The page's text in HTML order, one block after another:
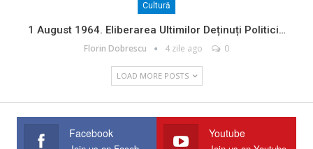
Cultură
1 August 1964. Eliberarea Ultimilor Deținuți Politici…
Florin Dobrescu 4 zile ago 0
LOAD MORE POSTS
Facebook Youtube